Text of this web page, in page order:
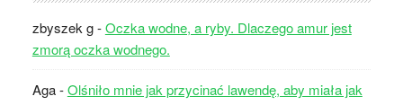
zbyszek g-Oczka wodne, a ryby. Dlaczego amur jest
zmorą oczka wodnego.
Aga-Olśniło mnie jak przycinać lawendę, aby miała jak